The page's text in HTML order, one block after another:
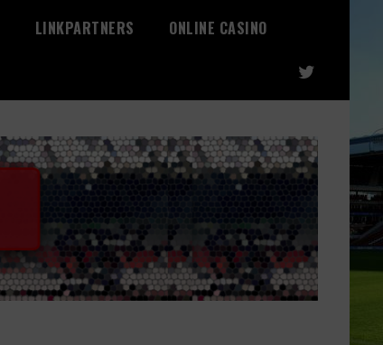
LINKPARTNERS
ONLINE CASINO